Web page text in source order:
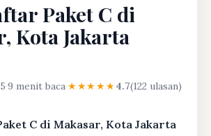
Paket C di
Kota Jakarta
·9 menit baca·★★★★★4.7(122 ulasan)
C di Makasar, Kota Jakarta